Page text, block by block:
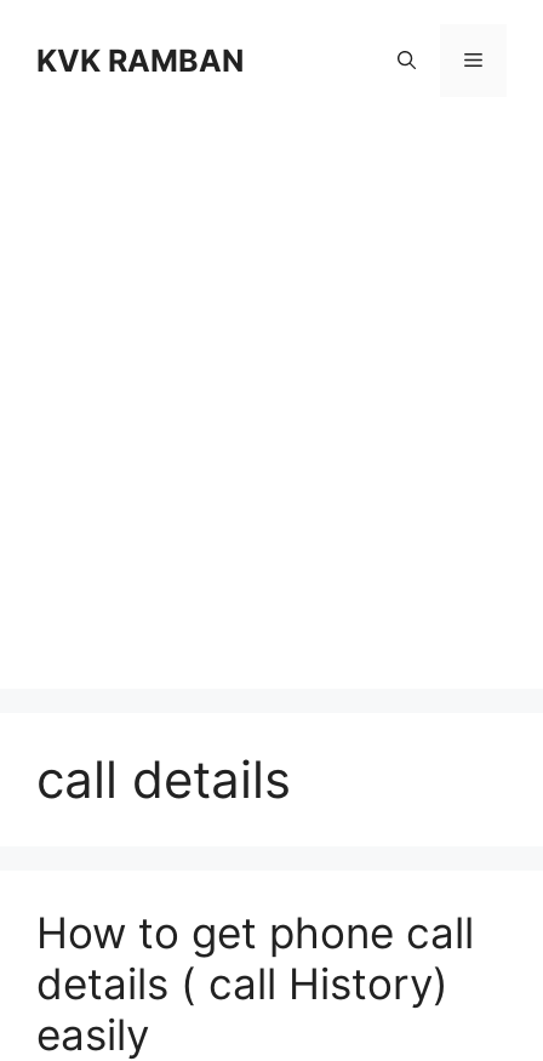
contentKVK RAMBAN Menu
call details
How to get phone call
details ( call History)
easily